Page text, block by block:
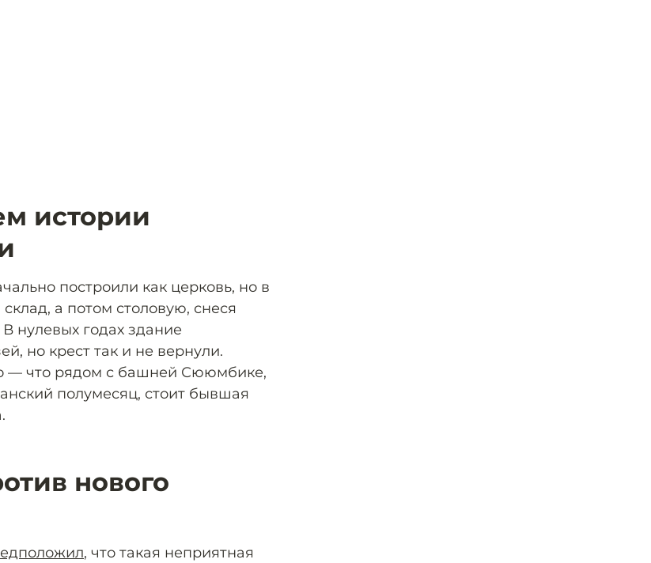
истории
построили как церковь, но в
а потом столовую, снеся
нулевых годах здание
но крест так и не вернули.
— что рядом с башней Сююмбике,
полумесяц, стоит бывшая
нового
, что такая неприятная